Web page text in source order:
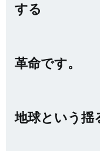
する
革命です。
地球という揺